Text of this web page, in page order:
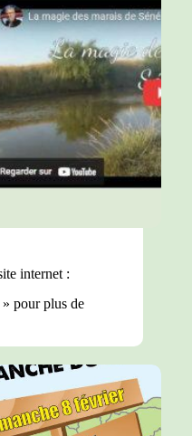
internet :
pour plus de